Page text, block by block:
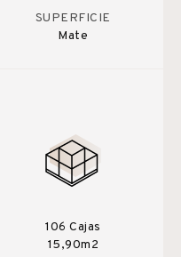
SUPERFICIE
Mate
106 Cajas
15,90m2